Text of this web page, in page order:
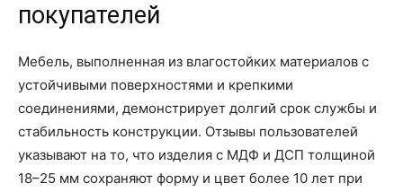
покупателей
Мебель, выполненная из влагостойких материалов с
устойчивыми поверхностями и крепкими
соединениями, демонстрирует долгий срок службы и
стабильность конструкции. Отзывы пользователей
указывают на то, что изделия с МДФ и ДСП толщиной
18–25 мм сохраняют форму и цвет более 10 лет при